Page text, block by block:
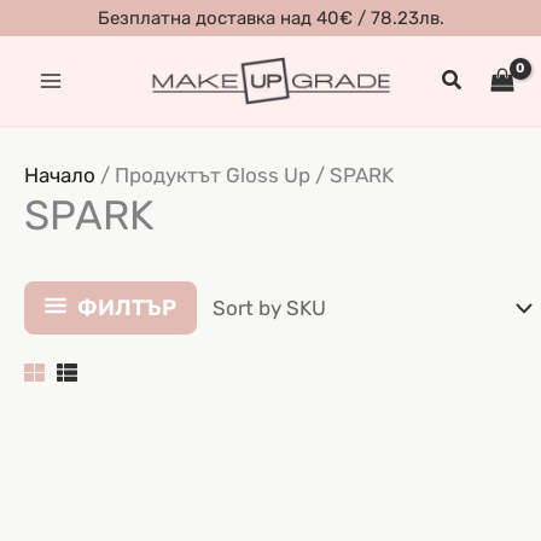
content
Безплатна доставка над 40€ / 78.23лв.
Search
Начало / Продуктът Gloss Up / SPARK
SPARK
ФИЛТЪР